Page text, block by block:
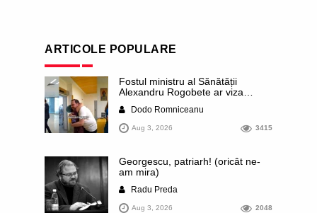
ARTICOLE POPULARE
Fostul ministru al Sănătății
Alexandru Rogobete ar viza
al orașului Timișoara. Pesedistul
publică imagini demne de Coreea
de Nord cu femei din Timișoara
Dodo Romniceanu
Aug 3, 2026 3415
Georgescu, patriarh! (oricât ne-
am mira)
Radu Preda
Aug 3, 2026 2048